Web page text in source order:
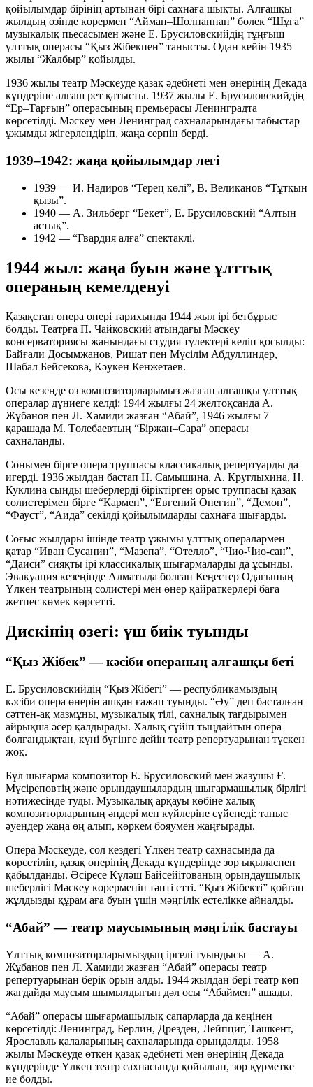
қойылымдар бірінің артынан бірі сахнаға шықты. Алғашқы
жылдың өзінде көрермен “Айман–Шолпаннан” бөлек “Шұға”
музыкалық пьесасымен және Е. Брусиловскийдің тұңғыш
ұлттық операсы “Қыз Жібекпен” танысты. Одан кейін 1935
жылы “Жалбыр” қойылды.
1936 жылы театр Мәскеуде қазақ әдебиеті мен өнерінің Декада
күндеріне алғаш рет қатысты. 1937 жылы Е. Брусиловскийдің
“Ер–Тарғын” операсының премьерасы Ленинградта
көрсетілді. Мәскеу мен Ленинград сахналарындағы табыстар
ұжымды жігерлендіріп, жаңа серпін берді.
1939–1942: жаңа қойылымдар легі
1939 — И. Надиров “Терең көлі”, В. Великанов “Тұтқын
қызы”.
1940 — А. Зильберг “Бекет”, Е. Брусиловский “Алтын
астық”.
1942 — “Гвардия алға” спектаклі.
1944 жыл: жаңа буын және ұлттық
операның кемелденуі
Қазақстан опера өнері тарихында 1944 жыл ірі бетбұрыс
болды. Театрға П. Чайковский атындағы Мәскеу
консерваториясы жанындағы студия түлектері келіп қосылды:
Байғали Досымжанов, Ришат пен Мүсілім Абдуллиндер,
Шабал Бейсекова, Кәукен Кенжетаев.
Осы кезеңде өз композиторларымыз жазған алғашқы ұлттық
опералар дүниеге келді: 1944 жылғы 24 желтоқсанда А.
Жұбанов пен Л. Хамиди жазған “Абай”, 1946 жылғы 7
қарашада М. Төлебаевтың “Біржан–Сара” операсы
сахналанды.
Сонымен бірге опера труппасы классикалық репертуарды да
игерді. 1936 жылдан бастап Н. Самышина, А. Круглыхина, Н.
Куклина сынды шеберлерді біріктірген орыс труппасы қазақ
солистерімен бірге “Кармен”, “Евгений Онегин”, “Демон”,
“Фауст”, “Аида” секілді қойылымдарды сахнаға шығарды.
Соғыс жылдары ішінде театр ұжымы ұлттық опералармен
қатар “Иван Сусанин”, “Мазепа”, “Отелло”, “Чио-Чио-сан”,
“Даиси” сияқты ірі классикалық шығармаларды да ұсынды.
Эвакуация кезеңінде Алматыда болған Кеңестер Одағының
Үлкен театрының солистері мен өнер қайраткерлері баға
жетпес көмек көрсетті.
Дискінің өзегі: үш биік туынды
“Қыз Жібек” — кәсіби операның алғашқы беті
Е. Брусиловскийдің “Қыз Жібегі” — республикамыздың
кәсіби опера өнерін ашқан ғажап туынды. “Әу” деп басталған
сәттен-ақ мазмұны, музыкалық тілі, сахналық тағдырымен
айрықша әсер қалдырады. Халық сүйіп тыңдайтын опера
болғандықтан, күні бүгінге дейін театр репертуарынан түскен
жоқ.
Бұл шығарма композитор Е. Брусиловский мен жазушы Ғ.
Мүсіреповтің және орындаушылардың шығармашылық бірлігі
нәтижесінде туды. Музыкалық арқауы көбіне халық
композиторларының әндері мен күйлеріне сүйенеді: таныс
әуендер жаңа өң алып, көркем бояумен жаңғырады.
Опера Мәскеуде, сол кездегі Үлкен театр сахнасында да
көрсетіліп, қазақ өнерінің Декада күндерінде зор ықыласпен
қабылданды. Әсіресе Күләш Байсейітованың орындаушылық
шеберлігі Мәскеу көрерменін тәнті етті. “Қыз Жібекті” қойған
жұлдызды құрам аға буын үшін мәңгілік естелікке айналды.
“Абай” — театр маусымының мәңгілік бастауы
Ұлттық композиторларымыздың іргелі туындысы — А.
Жұбанов пен Л. Хамиди жазған “Абай” операсы театр
репертуарынан берік орын алды. 1944 жылдан бері театр көп
жағдайда маусым шымылдығын дәл осы “Абаймен” ашады.
“Абай” операсы шығармашылық сапарларда да кеңінен
көрсетілді: Ленинград, Берлин, Дрезден, Лейпциг, Ташкент,
Ярославль қалаларының сахналарында орындалды. 1958
жылы Мәскеуде өткен қазақ әдебиеті мен өнерінің Декада
күндерінде Үлкен театр сахнасында қойылып, зор құрметке
ие болды.